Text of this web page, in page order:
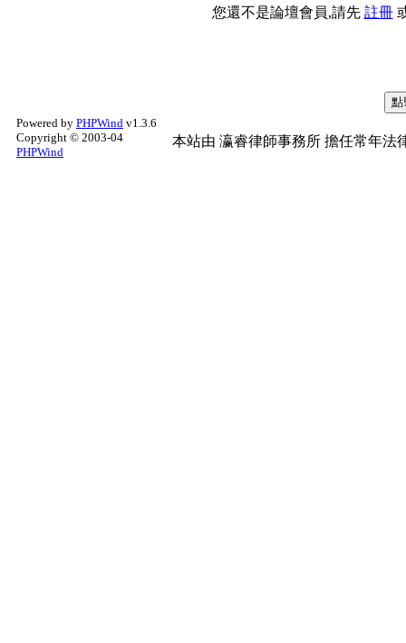
您還不是論壇會員,請先 註冊
Powered by PHPWind v1.3.6
Copyright © 2003-04
PHPWind
本站由 瀛睿律師事務所 擔任常年法